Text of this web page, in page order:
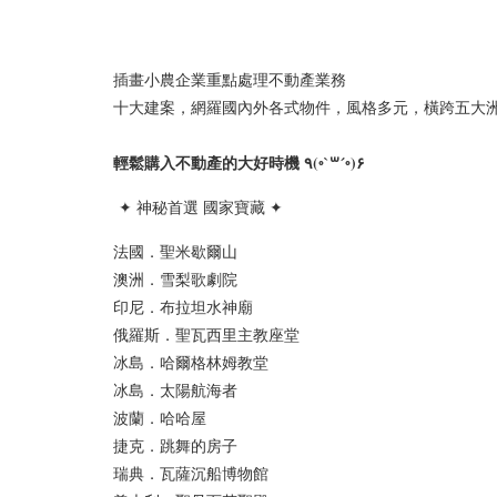
插畫小農企業重點處理不動產業務
十大建案，網羅國內外各式物件，風格多元，橫跨五大
輕鬆購入不動產的大好時機 ٩(◦`꒳´◦)۶
✦ 神秘首選 國家寶藏 ✦
法國．聖米歇爾山
澳洲．雪梨歌劇院
印尼．布拉坦水神廟
俄羅斯．聖瓦西里主教座堂
冰島．哈爾格林姆教堂
冰島．太陽航海者
波蘭．哈哈屋
捷克．跳舞的房子
瑞典．瓦薩沉船博物館